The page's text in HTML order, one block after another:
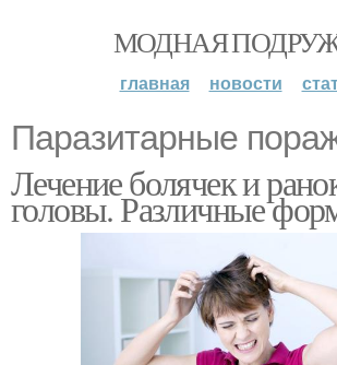
МОДНАЯ
главная новости
Паразитарные
Лечение болячек и
головы. Различные